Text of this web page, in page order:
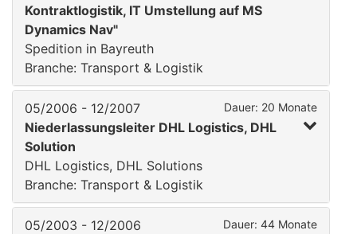
Kontraktlogistik, IT Umstellung auf MS
Dynamics Nav"
Spedition in Bayreuth
Branche: Transport & Logistik
05/2006 - 12/2007 Dauer: 20 Monate
Niederlassungsleiter DHL Logistics, DHL
Solution
DHL Logistics, DHL Solutions
Branche: Transport & Logistik
05/2003 - 12/2006 Dauer: 44 Monate